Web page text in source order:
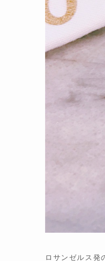
ロサンゼルス発